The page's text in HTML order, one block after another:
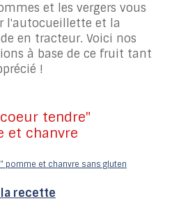
et les vergers vous
l'autocueillette et la
en tracteur. Voici nos
à base de ce fruit tant
!
tendre"
et chanvre
recette